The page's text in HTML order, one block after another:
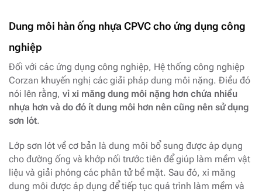
Dung môi hàn ống nhựa CPVC cho ứng dụng công
nghiệp
Đối với các ứng dụng công nghiệp, Hệ thống công nghiệp
Corzan khuyến nghị các giải pháp dung môi nặng. Điều đó
nói lên rằng, vì xi măng dung môi nặng hơn chứa nhiều
nhựa hơn và do đó ít dung môi hơn nên cũng nên sử dụng
sơn lót.
Lớp sơn lót về cơ bản là dung môi bổ sung được áp dụng
cho đường ống và khớp nối trước tiên để giúp làm mềm vật
liệu và giải phóng các phân tử bề mặt. Sau đó, xi măng
dung môi được áp dụng để tiếp tục quá trình làm mềm và